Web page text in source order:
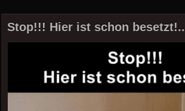
Stop!!! Hier ist schon besetzt!..